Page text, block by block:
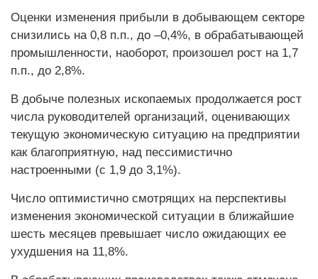
Оценки изменения прибыли в добывающем секторе
снизились на 0,8 п.п., до –0,4%, в обрабатывающей
промышленности, наоборот, произошел рост на 1,7
п.п., до 2,8%.
В добыче полезных ископаемых продолжается рост
числа руководителей организаций, оценивающих
текущую экономическую ситуацию на предприятии
как благоприятную, над пессимистично
настроенными (с 1,9 до 3,1%).
Число оптимистично смотрящих на перспективы
изменения экономической ситуации в ближайшие
шесть месяцев превышает число ожидающих ее
ухудшения на 11,8%.